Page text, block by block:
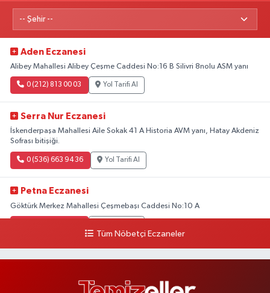
Aden Eczanesi
Alibey Mahallesi Alibey Çeşme Caddesi No:16 B Silivri 8nolu ASM yanı
0 (212) 813 00 03 Yol Tarifi Al
Serra Nur Eczanesi
İskenderpaşa Mahallesi Aile Sokak 41 A Historia AVM yanı, Hatay Akdeniz
Sofrası bitişiği.
0 (536) 663 94 36 Yol Tarifi Al
Petna Eczanesi
Göktürk Merkez Mahallesi Çeşmebaşı Caddesi No:10 A
Yol Tarifi Al
Tüm Nöbetçi Eczaneler